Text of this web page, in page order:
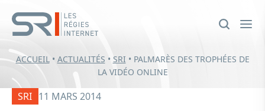
ACCUEIL• ACTUALITÉS • SRI • PALMARÈS DES TROPHÉES DE
LA VIDÉO ONLINE
SRI 11 MARS 2014